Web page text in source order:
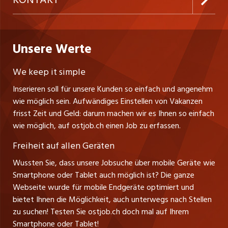
Freelance Jobs
Praktika
Lehrstellen
Führungspositionen
Management / Kader-Jobs
Berufsgruppen
Top-Regionen
Jobline
Personalvermittler
Datenschutzerklärung
Nutzungsbedingungen
Stellenmeldepflicht
Schnittstelle
Impressum
nicejob.de
myjob.ch
zentraljob.ch
jobbasel.ch
jobbern.ch
jobmittelland.ch
jobzüri.ch
schaffu.ch (VS)
ajourjob.ch
CH Media Classifieds AG
Fürstenlandstrasse 122
CH-9001 St. Gallen
Tel. +41 71 272 73 80
info@ostjob.ch/inserate@ostjob.ch
Henrik Jasek
Leiter ostjob.ch
Fredy Pillinger
Verkauf und Beratung
Christoph Walzl
Verkauf und Beratung
Unsere Werte
We keep it simple
Inserieren soll für unsere Kunden so einfach und angenehm
wie möglich sein. Aufwändiges Einstellen von Vakanzen
frisst Zeit und Geld: darum machen wir es Ihnen so einfach
wie möglich, auf ostjob.ch einen Job zu erfassen.
Freiheit auf allen Geräten
Wussten Sie, dass unsere Jobsuche über mobile Geräte wie
Smartphone oder Tablet auch möglich ist? Die ganze
Webseite wurde für mobile Endgeräte optimiert und
bietet Ihnen die Möglichkeit, auch unterwegs nach Stellen
zu suchen! Testen Sie ostjob.ch doch mal auf Ihrem
Smartphone oder Tablet!